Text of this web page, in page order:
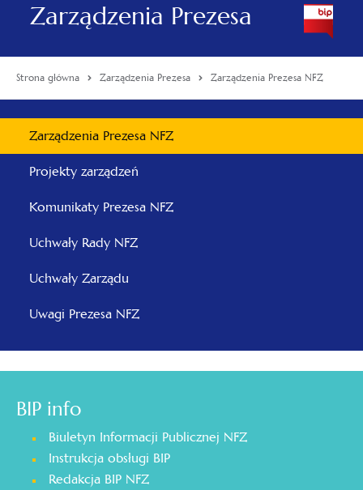
Zarządzenia Prezesa
Strona główna Zarządzenia Prezesa Zarządzenia Prezesa NFZ
Menu
Zarządzenia Prezesa NFZ
Projekty zarządzeń
Komunikaty Prezesa NFZ
Uchwały Rady NFZ
Uchwały Zarządu
Uwagi Prezesa NFZ
BIP info
Biuletyn Informacji Publicznej NFZ
Instrukcja obsługi BIP
Redakcja BIP NFZ